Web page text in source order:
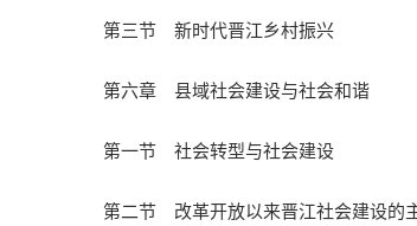
第三节 新时代晋江乡村振兴
第六章 县域社会建设与社会和谐
第一节 社会转型与社会建设
第二节 改革开放以来晋江社会建设的